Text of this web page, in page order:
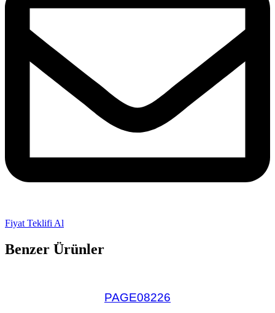
Fiyat Teklifi Al
Benzer Ürünler
PAGE08226